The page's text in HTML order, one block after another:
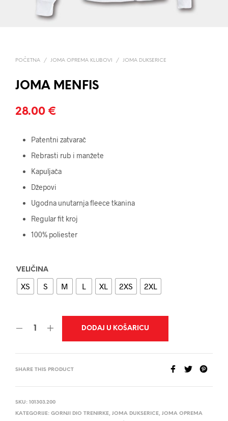
POČETNA / JOMA OPREMA KLUBOVI / JOMA DUKSERICE
JOMA MENFIS
28.00 €
Patentni zatvarač
Rebrasti rub i manžete
Kapuljača
Džepovi
Ugodna unutarnja fleece tkanina
Regular fit kroj
100% poliester
VELIČINA
XS S M L XL 2XS 2XL
DODAJ U KOŠARICU
SHARE THIS PRODUCT
SKU: 101303.200
KATEGORIJE: GORNJI DIO TRENIRKE, JOMA DUKSERICE, JOMA OPREMA